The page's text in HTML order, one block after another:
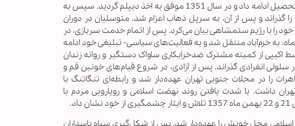
پس از پایان دوره ابتدایی، در هنرستان صنعتی، شبانه به تحصیل ادامه داد و در سال 1351 موفق به اخذ دیپلم گردید. سپس به
و پس از آن، به سرپل ذهاب اعزام شد. متوسلیان در دوران
را با رژیم ستمشاهی بیان می‌کرد. پس از اتمام خدمت سربازی، در
به خرم‌آباد منتقل شد و به فعالیت‌های سیاسی- تبلیغی خود ادامه
پس از مدت‌ها تعقیب و گریز، در سال 1354 توسط اکیپی از کمیته مشترک ضدخرابکاری ساواک دستگیر و روانه زندان
در سلولی انفرادی گذراند. پس از آزادی، در شروع قیام‌های خونین قم و
تظاهرات را در محلات جنوبی تهران عهده‌دار شد و رابطه‌ای تنگاتنگ با
داشت. با شدت یافتن روند نهضت اسلامی و رویارویی مردم با